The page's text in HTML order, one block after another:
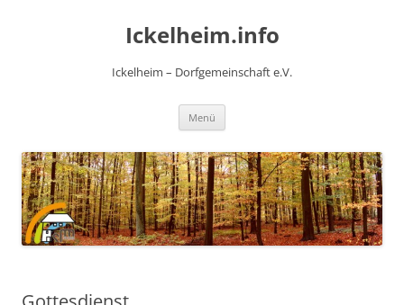
Ickelheim.info
Ickelheim – Dorfgemeinschaft e.V.
Menü